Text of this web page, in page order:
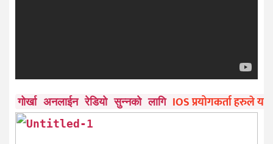
गोर्खा अनलाईन रेडियो सुन्नको लागि IOS प्रयोगकर्ता हरुले